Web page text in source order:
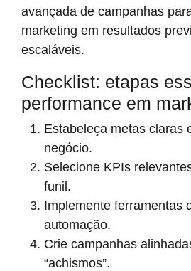
avançada de campanhas
marketing em resultados
escaláveis.
Checklist: etapas
performance em
Estabeleça metas claras
negócio.
Selecione KPIs
funil.
Implemente ferramentas
automação.
Crie campanhas
“achismos”.